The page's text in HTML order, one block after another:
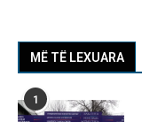
MË TË LEXUARA
1